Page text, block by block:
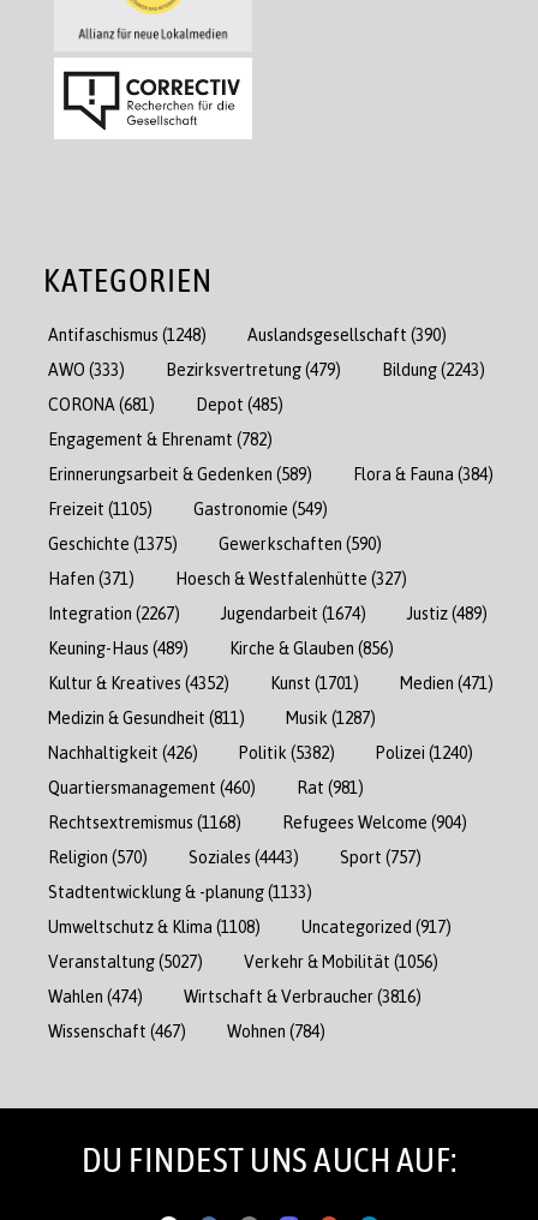
KATEGORIEN
Antifaschismus (1248) Auslandsgesellschaft (390)
AWO (333) Bezirksvertretung(479) Bildung(2243)
CORONA (681) Depot (485)
Engagement & Ehrenamt (782)
Erinnerungsarbeit & Gedenken (589) Flora & Fauna (384)
Freizeit (1105) Gastronomie (549)
Geschichte (1375) Gewerkschaften (590)
Hafen (371) Hoesch & Westfalenhütte (327)
Integration (2267) Jugendarbeit (1674) Justiz(489)
Keuning-Haus (489) Kirche & Glauben (856)
Kultur & Kreatives (4352) Kunst (1701) Medien (471)
Medizin & Gesundheit (811) Musik (1287)
Nachhaltigkeit (426) Politik (5382) Polizei (1240)
Quartiersmanagement (460) Rat (981)
Rechtsextremismus (1168) Refugees Welcome (904)
Religion (570) Soziales (4443) Sport (757)
Stadtentwicklung & -planung(1133)
Umweltschutz & Klima (1108) Uncategorized (917)
Veranstaltung(5027) Verkehr & Mobilität (1056)
Wahlen (474) Wirtschaft & Verbraucher(3816)
Wissenschaft (467) Wohnen (784)
DU FINDEST UNS AUCH AUF: